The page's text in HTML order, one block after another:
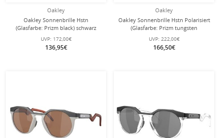
Oakley
Oakley Sonnenbrille Hstn
(Glasfarbe: Prizm black) schwarz
matt - 1 Brille
UVP: 172,00€
136,95€
Oakley
Oakley Sonnenbrille Hstn Polarisiert
(Glasfarbe: Prizm tungsten
polarized) olive ink - 1 Brille
UVP: 222,00€
166,50€